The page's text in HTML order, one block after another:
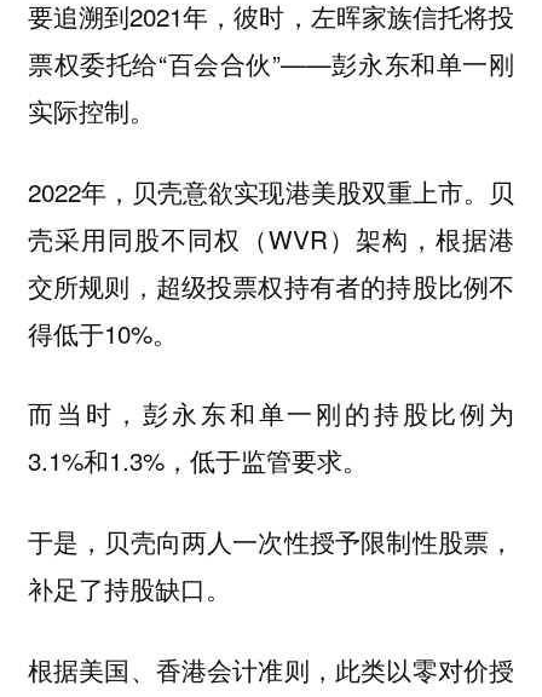
要追溯到2021年，彼时，左晖家族信托将投
票权委托给“百会合伙”——彭永东和单一刚
实际控制。
2022年，贝壳意欲实现港美股双重上市。贝
壳采用同股不同权（WVR）架构，根据港
交所规则，超级投票权持有者的持股比例不
得低于10%。
而当时，彭永东和单一刚的持股比例为
3.1%和1.3%，低于监管要求。
于是，贝壳向两人一次性授予限制性股票，
补足了持股缺口。
根据美国、香港会计准则，此类以零对价授